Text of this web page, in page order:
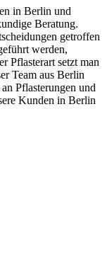
in Berlin und
Beratung.
getroffen
werden,
Pflasterart setzt man
Team aus Berlin
Pflasterungen und
Kunden in Berlin